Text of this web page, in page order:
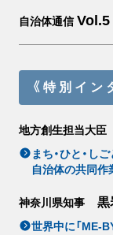
自治体通信 Vol.5
《特別イン
地方創生担当大臣
まち・ひと・し
自治体の共同作
神奈川県知事 黒
世界中に「ME-